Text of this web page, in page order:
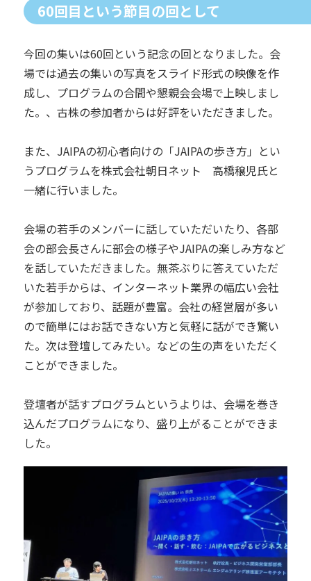
60回目という節目の回として
今回の集いは60回という記念の回となりました。会
場では過去の集いの写真をスライド形式の映像を作
成し、プログラムの合間や懇親会会場で上映しまし
た。、古株の参加者からは好評をいただきました。
また、JAIPAの初心者向けの「JAIPAの歩き方」とい
うプログラムを株式会社朝日ネット 高橋穣児氏と
一緒に行いました。
会場の若手のメンバーに話していただいたり、各部
会の部会長さんに部会の様子やJAIPAの楽しみ方など
を話していただきました。無茶ぶりに答えていただ
いた若手からは、インターネット業界の幅広い会社
が参加しており、話題が豊富。会社の経営層が多い
ので簡単にはお話できない方と気軽に話ができ驚い
た。次は登壇してみたい。などの生の声をいただく
ことができました。
登壇者が話すプログラムというよりは、会場を巻き
込んだプログラムになり、盛り上がることができま
した。